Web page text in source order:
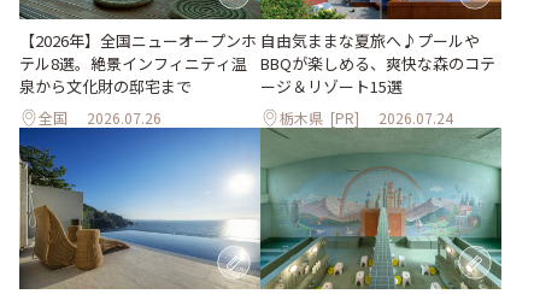
【2026年】全国ニューオープンホ
テル8選。絶景インフィニティ温
泉から文化財の邸宅まで
全国 2026.07.26
自由気ままな夏旅へ♪プールや
BBQが楽しめる、爽快な森のコテ
ージ＆リゾート15選
栃木県 [PR] 2026.07.24